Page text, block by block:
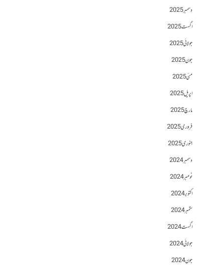
دسمبر 2025
اگست 2025
جولائی 2025
جون 2025
مئی 2025
اپریل 2025
مارچ 2025
فروری 2025
جنوری 2025
دسمبر 2024
نومبر 2024
اکتوبر 2024
ستمبر 2024
اگست 2024
جولائی 2024
جون 2024